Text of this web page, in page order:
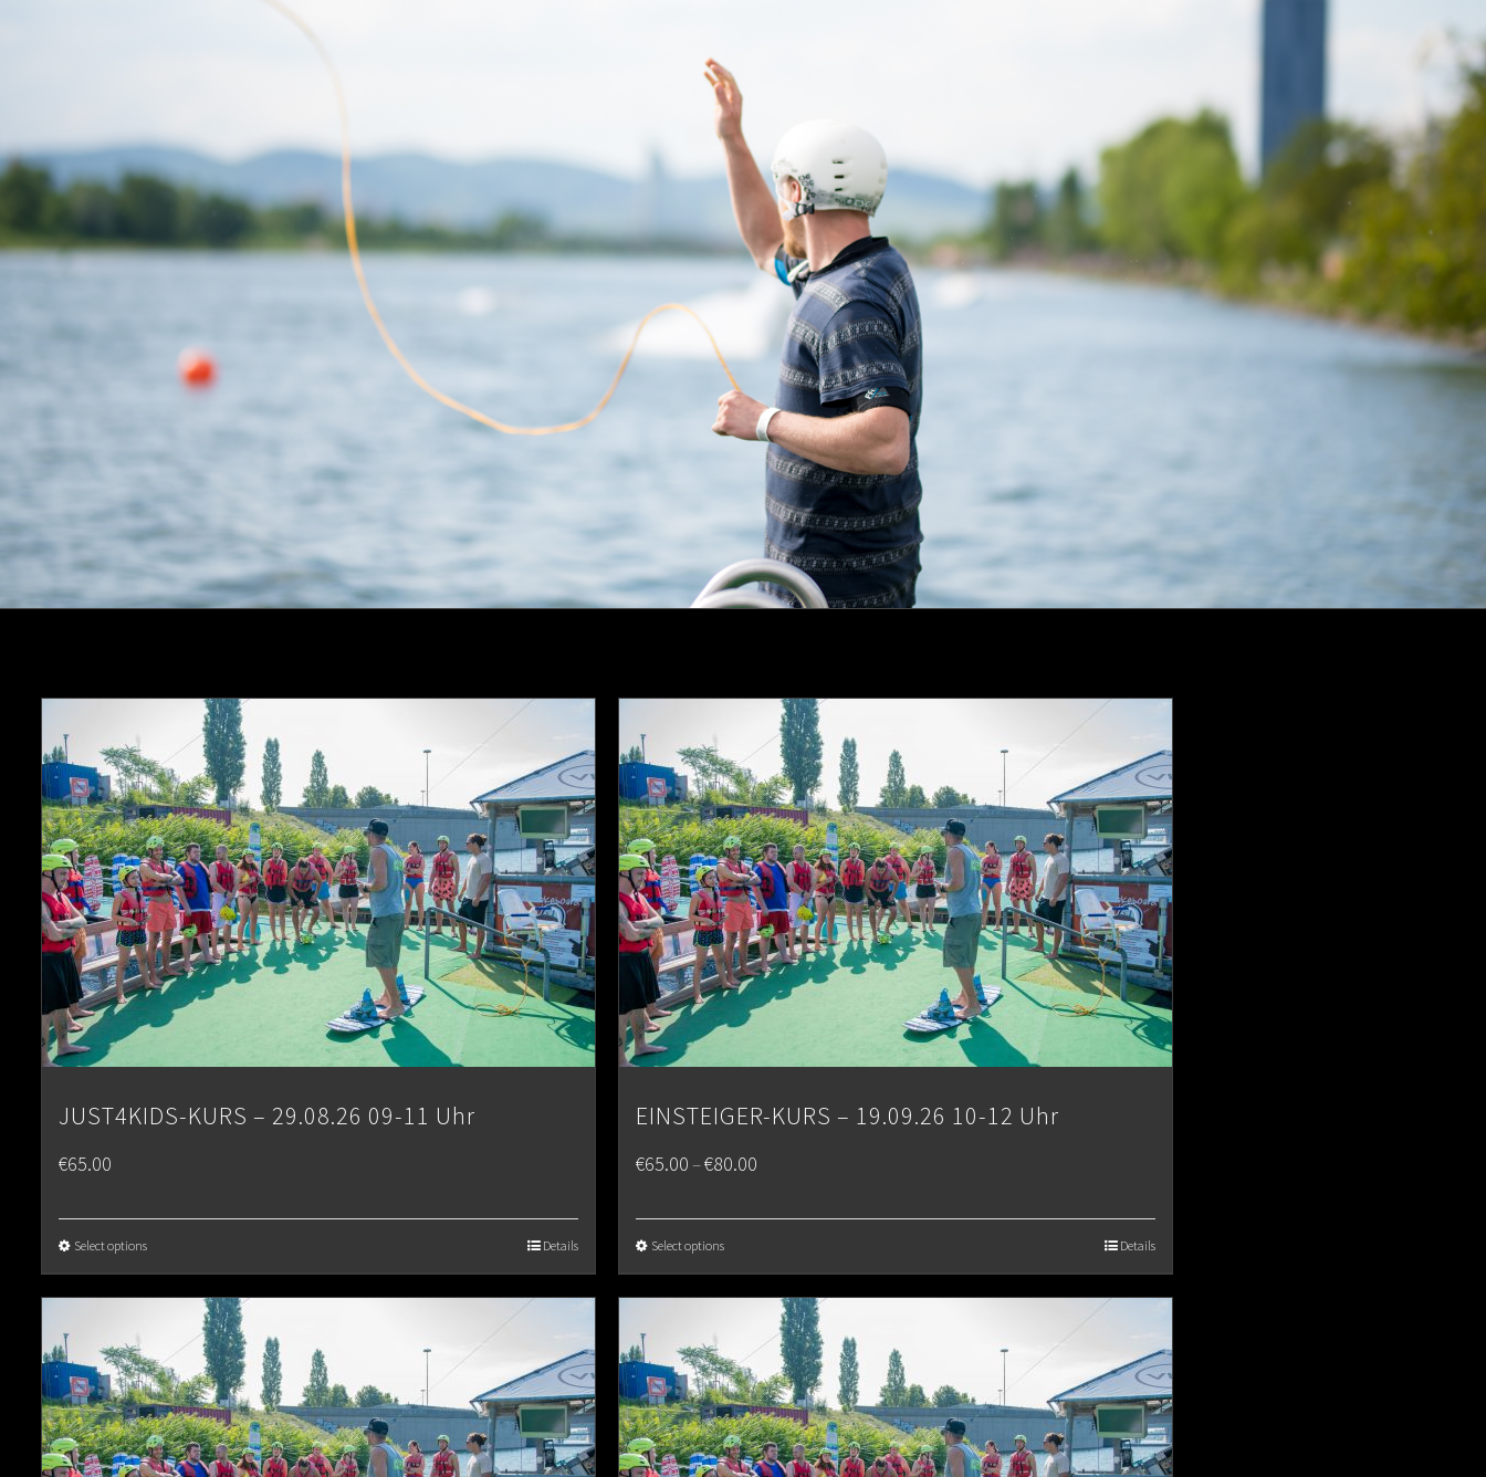
JUST4KIDS-KURS – 29.08.26 09-11 Uhr
€65.00
Select options Details
EINSTEIGER-KURS – 19.09.26 10-12 Uhr
€65.00–€80.00
€80.00
Select options Details